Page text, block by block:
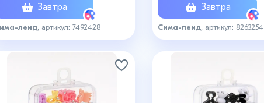
Завтра
ленд , артикул: 7492428
Завтра
Сима-ленд , артикул: 8263254